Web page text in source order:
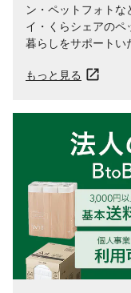
ン・ペットフォトな
イ・くらシェアの
暮らしをサポートい
もっと見る